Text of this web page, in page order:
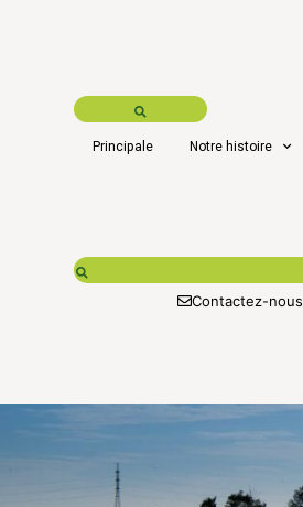
Principale Notre histoire
Contactez-nous